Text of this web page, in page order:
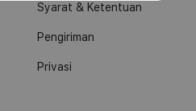
Syarat & Ketentuan
Pengiriman
Privasi